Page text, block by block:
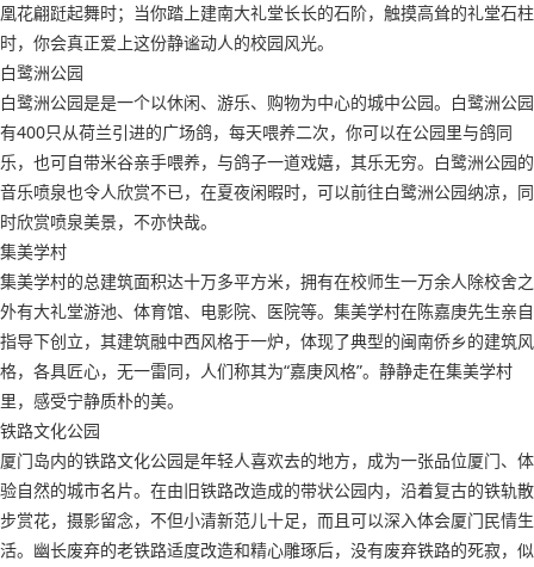
凰花翩跹起舞时；当你踏上建南大礼堂长长的石阶，触摸高耸的礼堂石柱
时，你会真正爱上这份静谧动人的校园风光。
白鹭洲公园
白鹭洲公园是是一个以休闲、游乐、购物为中心的城中公园。白鹭洲公园
有400只从荷兰引进的广场鸽，每天喂养二次，你可以在公园里与鸽同
乐，也可自带米谷亲手喂养，与鸽子一道戏嬉，其乐无穷。白鹭洲公园的
音乐喷泉也令人欣赏不已，在夏夜闲暇时，可以前往白鹭洲公园纳凉，同
时欣赏喷泉美景，不亦快哉。
集美学村
集美学村的总建筑面积达十万多平方米，拥有在校师生一万余人除校舍之
外有大礼堂游池、体育馆、电影院、医院等。集美学村在陈嘉庚先生亲自
指导下创立，其建筑融中西风格于一炉，体现了典型的闽南侨乡的建筑风
格，各具匠心，无一雷同，人们称其为“嘉庚风格”。静静走在集美学村
里，感受宁静质朴的美。
铁路文化公园
厦门岛内的铁路文化公园是年轻人喜欢去的地方，成为一张品位厦门、体
验自然的城市名片。在由旧铁路改造成的带状公园内，沿着复古的铁轨散
步赏花，摄影留念，不但小清新范儿十足，而且可以深入体会厦门民情生
活。幽长废弃的老铁路适度改造和精心雕琢后，没有废弃铁路的死寂，似